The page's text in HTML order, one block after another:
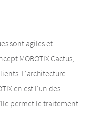
sont agiles et
MOBOTIX Cactus,
L'architecture
en est l'un des
permet le traitement